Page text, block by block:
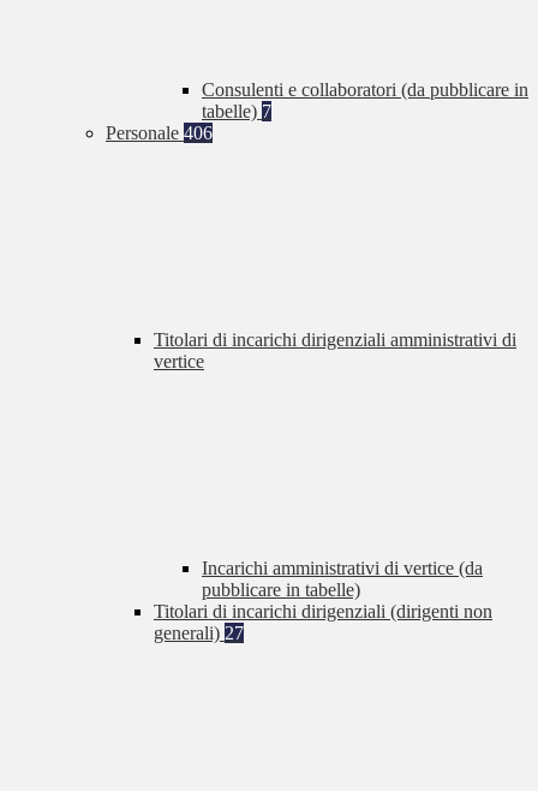
Consulenti e collaboratori (da pubblicare in
tabelle) 7
Personale 406
Titolari di incarichi dirigenziali amministrativi di
vertice
Incarichi amministrativi di vertice (da
pubblicare in tabelle)
Titolari di incarichi dirigenziali (dirigenti non
generali) 27